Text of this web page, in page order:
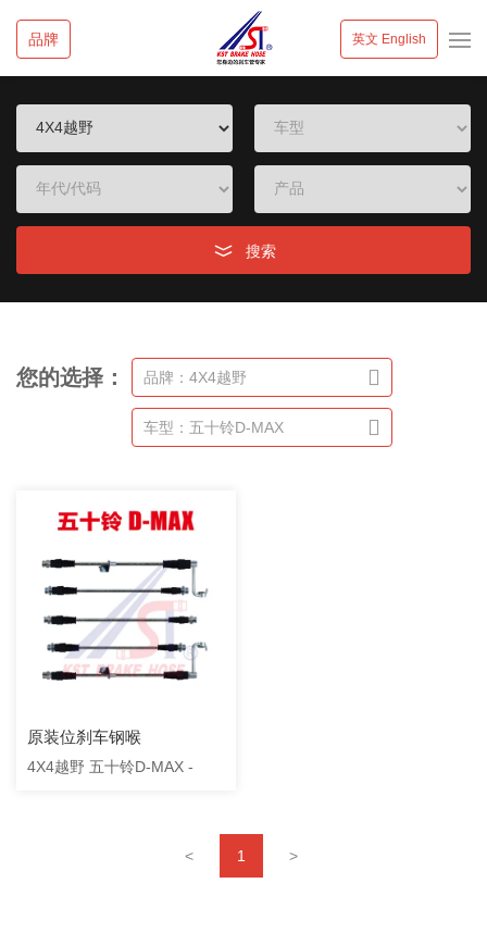
品牌 英文 English
搜索
您的选择： 品牌：4X4越野
车型：五十铃D-MAX
原装位刹车钢喉
4X4越野 五十铃D-MAX -
< 1 >